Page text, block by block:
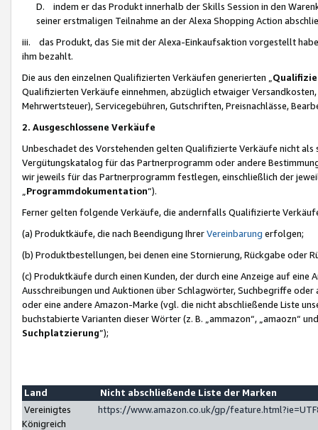
D. indem er das Produkt innerhalb der Skills Session in den
seiner erstmaligen Teilnahme an der Alexa Shopping Action
iii. das Produkt, das Sie mit der Alexa-Einkaufsaktion vorgestellt
ihm bezahlt.
Die aus den einzelnen Qualifizierten Verkäufen generierten „
Qualifizierten Verkäufe einnehmen, abzüglich etwaiger
Mehrwertsteuer), Servicegebühren, Gutschriften, Preisnachlässe,
2. Ausgeschlossene Verkäufe
Unbeschadet des Vorstehenden gelten Qualifizierte Verkäufe nicht
Vergütungskatalog für das Partnerprogramm oder andere
wir jeweils für das Partnerprogramm festlegen, einschließlich der
Programmdokumentation“).
Ferner gelten folgende Verkäufe, die andernfalls Qualifizierte
(a) Produktkäufe, die nach Beendigung IhrerVereinbarung erfolgen;
(b) Produktbestellungen, bei denen eine Stornierung, Rückgabe oder
(c) Produktkäufe durch einen Kunden, der durch eine Anzeige auf
Ausschreibungen und Auktionen über Schlagwörter, Suchbegriffe
oder eine andere Amazon-Marke (vgl. die nicht abschließende Liste
buchstabierte Varianten dieser Wörter (z. B. „ammazon“, „amaozn“
Suchplatzierung”);
Land
Nicht abschließende Liste der Marken
Vereinigtes
Königreich
https://www.amazon.co.uk/gp/